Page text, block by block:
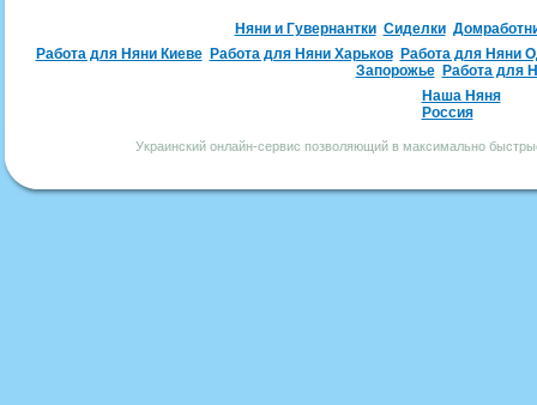
Няни и Гувернантки Сиделки
Работа для Няни Киеве
Работа для Няни Харьков
Работа для Няни
Запорожье
Работа для
Наша Няня
Россия
Украинский онлайн-сервис позволяющий в максимально